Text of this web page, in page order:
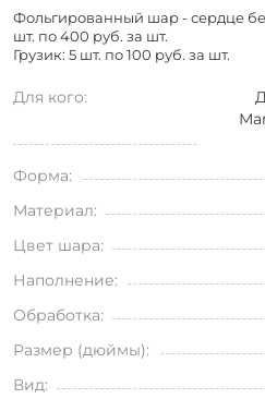
Фольгированный шар - сердце
шт. по 400 руб. за шт.
Грузик: 5 шт. по 100 руб. за шт.
Для кого:
Форма:
Материал:
Цвет шара:
Наполнение:
Обработка:
Размер (дюймы):
Вид: